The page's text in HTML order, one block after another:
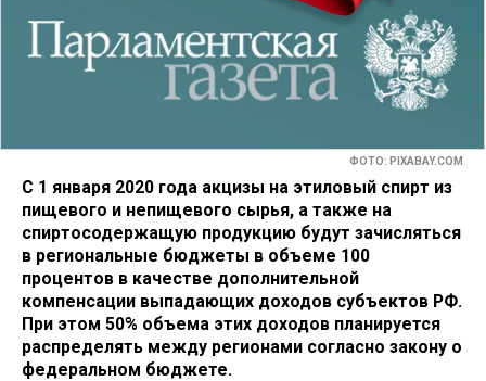
ФОТО: PIXABAY.COM
С 1 января 2020 года акцизы на этиловый спирт из
пищевого и непищевого сырья, а также на
спиртосодержащую продукцию будут зачисляться
в региональные бюджеты в объеме 100
процентов в качестве дополнительной
компенсации выпадающих доходов субъектов РФ.
При этом 50% объема этих доходов планируется
распределять между регионами согласно закону о
федеральном бюджете.